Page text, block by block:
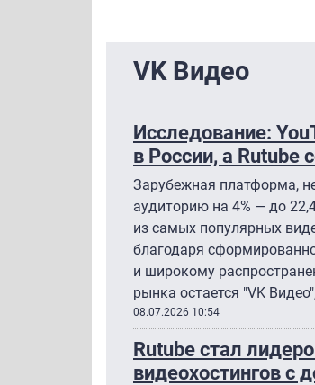
VK Видео
Исследование:
в России, а Rutube
Зарубежная платформа,
аудиторию на 4% — до
из самых популярных
благодаря
и широкому
рынка остается "VK
08.07.2026 10:54
Rutube стал
видеохостингов с